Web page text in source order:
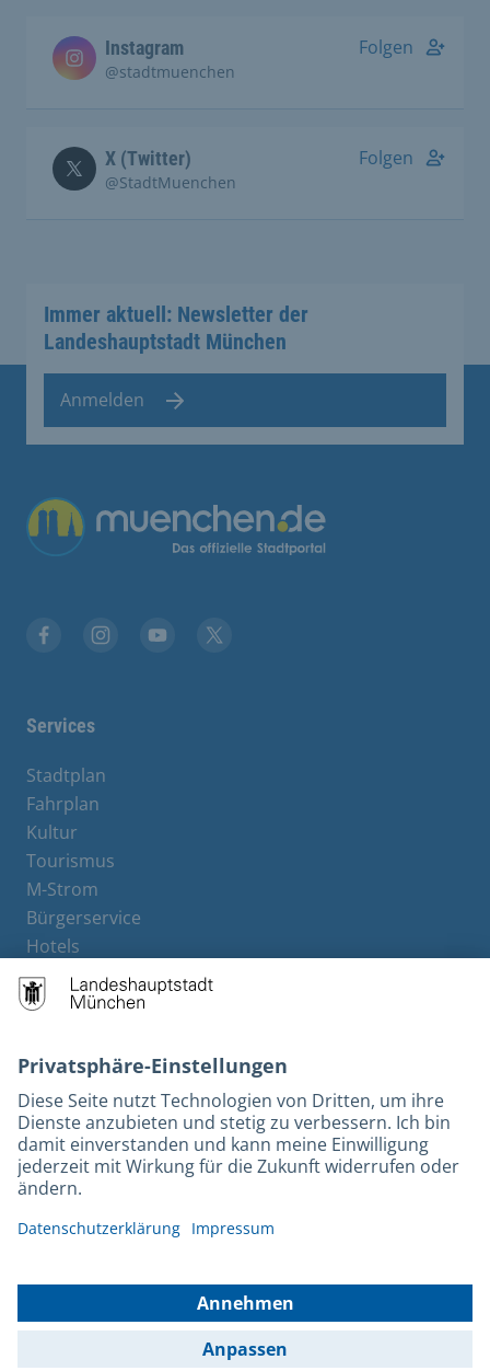
Instagram
@stadtmuenchen
Folgen
X (Twitter)
@StadtMuenchen
Folgen
Immer aktuell: Newsletter der
Landeshauptstadt München
Anmelden
Übergreifende Links
Services
Stadtplan
Fahrplan
Kultur
Tourismus
M-Strom
Bürgerservice
Hotels
Barrierefreiheit
Leichte Sprache
Gebärdensprache
Datenschutz
Kontakt
© 2026 Portal München Betriebs GmbH & Co. KG - Ein Service der
Landeshauptstadt München und der Stadtwerke München GmbH